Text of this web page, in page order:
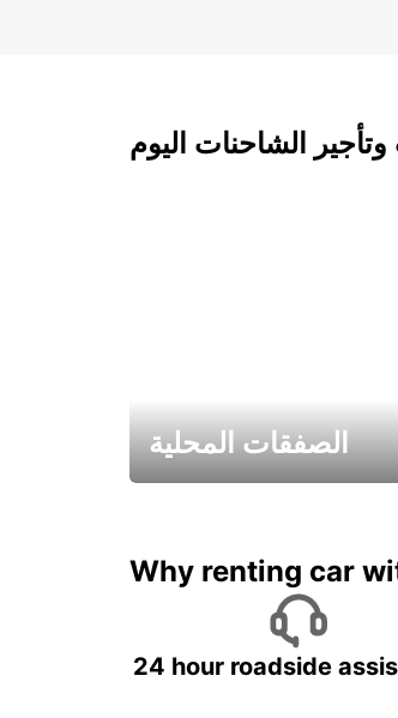
الشاحنات اليوم
الصفقات المحلية
Why renting car
24 hour roadside